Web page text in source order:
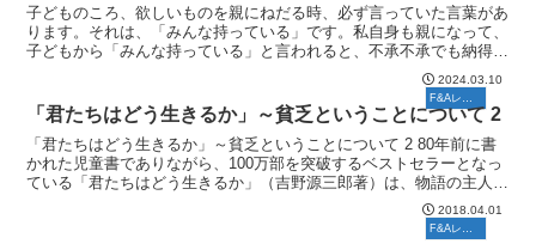
子どものころ、欲しいものを親にねだる時、必ず言っていた言葉があ
ります。それは、「みんな持っている」です。私自身も親になって、
子どもから「みんな持っている」と言われると、不承不承でも納得せ
ざるを得ない状況がありました。良い悪いは別として「みん...2024.03.10
「君たちはどう生きるか」～貧乏ということについて 2
「君たちはどう生きるか」～貧乏ということについて 2 80年前に書
かれた児童書でありながら、100万部を突破するベストセラーとなっ
ている「君たちはどう生きるか」（吉野源三郎著）は、物語の主人公
2018.04.01
F&Aレポート